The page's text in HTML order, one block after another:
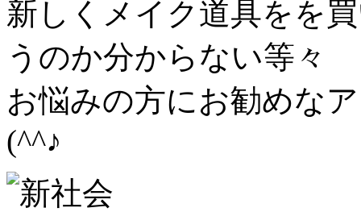
新しくメイク道具をを
うのか分からない等々
お悩みの方にお勧めな
(^^♪